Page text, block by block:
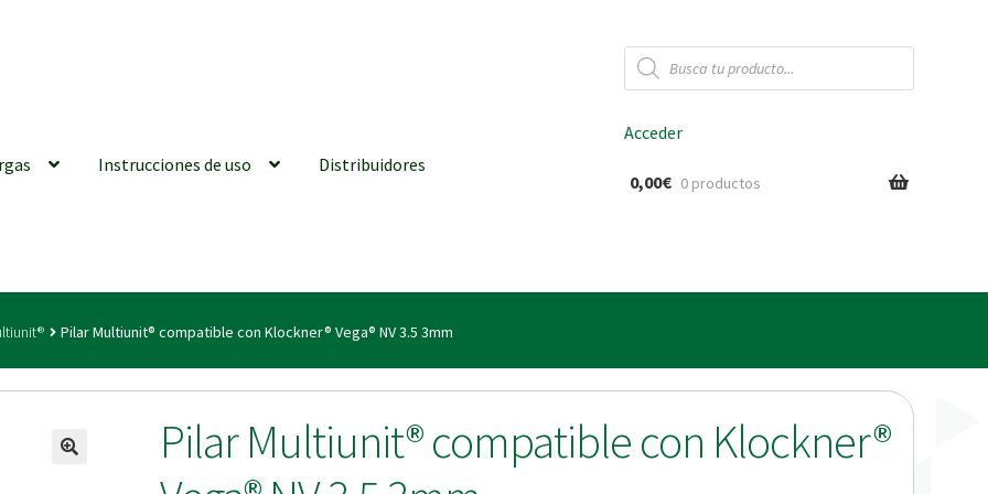
Búsqueda
de
productos
Instrucciones de uso Distribuidores
generales Conexiones CAD CAM Distribuidores
| Tienda Online!
Acceder
0,00€ 0 productos
Pilar Multiunit® compatible con Klockner® Vega® NV 3.5 3mm
Pilar Multiunit® compatible con Klockner®